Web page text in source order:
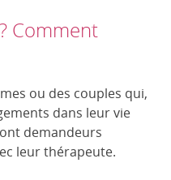
Comment
ou des couples qui,
dans leur vie
demandeurs
leur thérapeute.